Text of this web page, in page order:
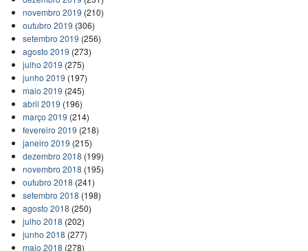
novembro 2019 (210)
outubro 2019 (306)
setembro 2019 (256)
agosto 2019 (273)
julho 2019 (275)
junho 2019 (197)
maio 2019 (245)
abril 2019 (196)
março 2019 (214)
fevereiro 2019 (218)
janeiro 2019 (215)
dezembro 2018 (199)
novembro 2018 (195)
outubro 2018 (241)
setembro 2018 (198)
agosto 2018 (250)
julho 2018 (202)
junho 2018 (277)
maio 2018 (278)